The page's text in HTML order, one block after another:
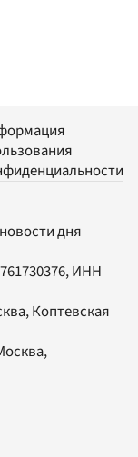
дня
ИНН
Коптевская
,